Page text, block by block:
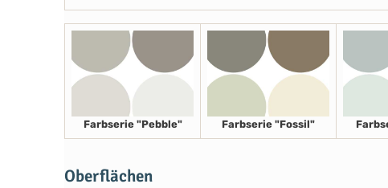
Farbserie "Pebble" Farbserie "Fossil"
Oberflächen